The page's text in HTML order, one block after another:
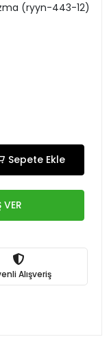
(ryyn-443-12)
Sepete Ekle
VER
Alışveriş